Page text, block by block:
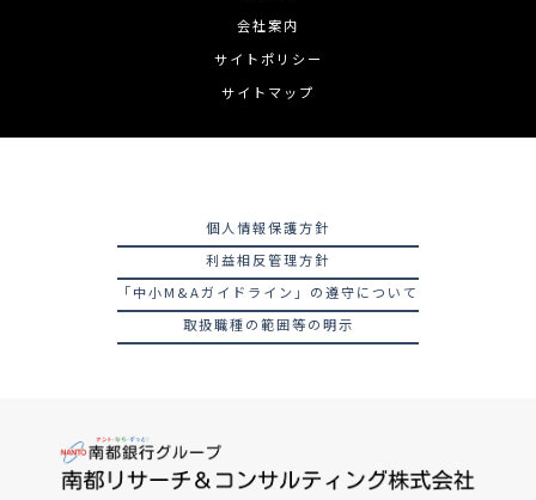
会社案内
サイトポリシー
サイトマップ
個人情報保護方針
利益相反管理方針
「中小M&Aガイドライン」の遵守について
取扱職種の範囲等の明示